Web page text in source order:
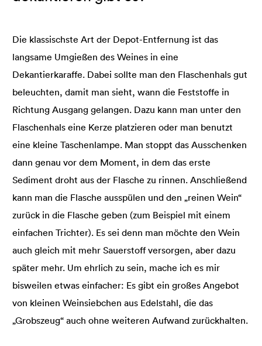
Die klassischste Art der Depot-Entfernung ist das
langsame Umgießen des Weines in eine
Dekantierkaraffe. Dabei sollte man den Flaschenhals gut
beleuchten, damit man sieht, wann die Feststoffe in
Richtung Ausgang gelangen. Dazu kann man unter den
Flaschenhals eine Kerze platzieren oder man benutzt
eine kleine Taschenlampe. Man stoppt das Ausschenken
dann genau vor dem Moment, in dem das erste
Sediment droht aus der Flasche zu rinnen. Anschließend
kann man die Flasche ausspülen und den „reinen Wein“
zurück in die Flasche geben (zum Beispiel mit einem
einfachen Trichter). Es sei denn man möchte den Wein
auch gleich mit mehr Sauerstoff versorgen, aber dazu
später mehr. Um ehrlich zu sein, mache ich es mir
bisweilen etwas einfacher: Es gibt ein großes Angebot
von kleinen Weinsiebchen aus Edelstahl, die das
„Grobszeug“ auch ohne weiteren Aufwand zurückhalten.